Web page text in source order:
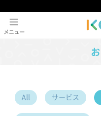
All サービス